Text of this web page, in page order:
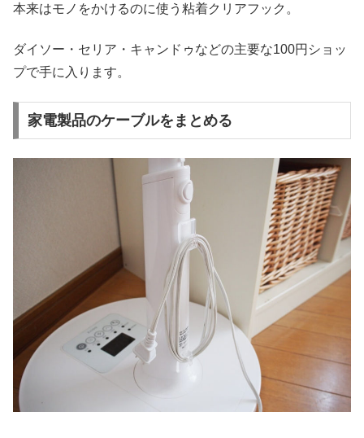
本来はモノをかけるのに使う粘着クリアフック。
ダイソー・セリア・キャンドゥなどの主要な100円ショッ
プで手に入ります。
家電製品のケーブルをまとめる